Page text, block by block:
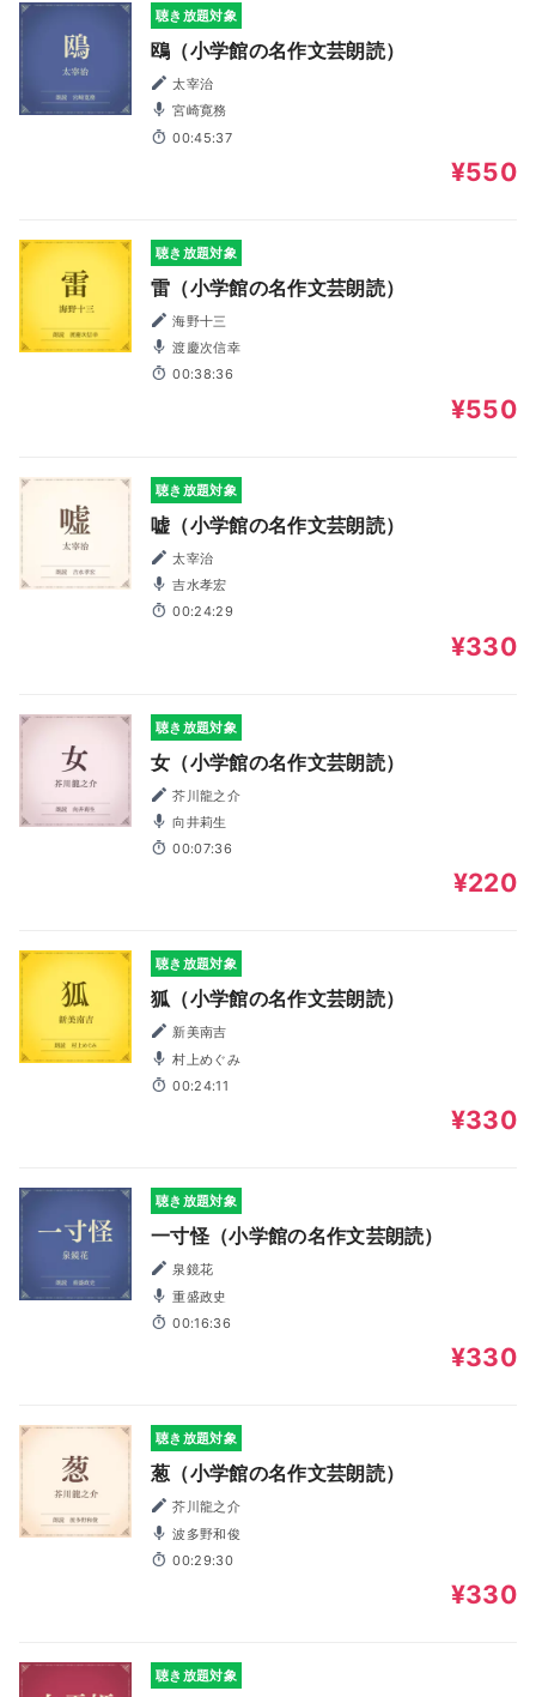
聴き放題対象
鴎（小学館の名作文芸朗読）
太宰治
宮崎寛務
00:45:37
¥550
聴き放題対象
雷（小学館の名作文芸朗読）
海野十三
渡慶次信幸
00:38:36
¥550
聴き放題対象
嘘（小学館の名作文芸朗読）
太宰治
吉水孝宏
00:24:29
¥330
聴き放題対象
女（小学館の名作文芸朗読）
芥川龍之介
向井莉生
00:07:36
¥220
聴き放題対象
狐（小学館の名作文芸朗読）
新美南吉
村上めぐみ
00:24:11
¥330
聴き放題対象
一寸怪（小学館の名作文芸朗読）
泉鏡花
重盛政史
00:16:36
¥330
聴き放題対象
葱（小学館の名作文芸朗読）
芥川龍之介
波多野和俊
00:29:30
¥330
聴き放題対象